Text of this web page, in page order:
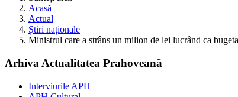
Acasă
Actual
Știri naționale
Ministrul care a strâns un milion de lei lucrând ca
Arhiva Actualitatea Prahoveană
Interviurile APH